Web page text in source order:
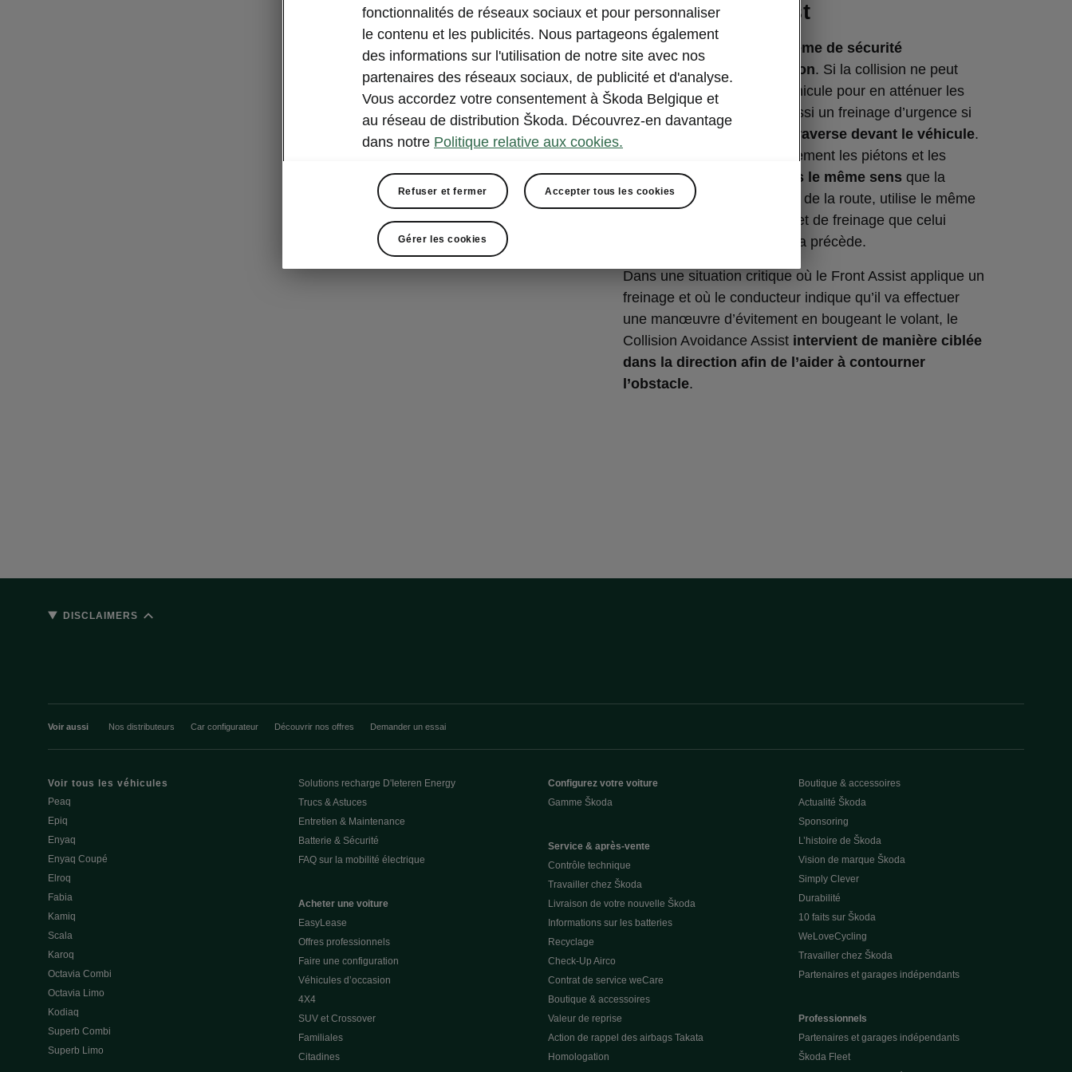
Avoidance Assist
Le Front Assist est un
système de sécurité
d’avertissement de collision. Si la collision ne peut
être évitée, il
freinera
le véhicule pour en atténuer les
conséquences. Il réalise aussi un freinage d’urgence si
un piéton ou un cycliste traverse devant le véhicule.
Le système enregistre également les piétons et les
cyclistesqui circulent dans le même sens que la
voiture et, pour ces usagers de la route, utilise le même
processus d’avertissement et de freinage que celui
appliqué aux véhicules qui la précède.
Dans une situation critique où le Front Assist applique un
freinage et où le conducteur indique qu’il va effectuer
une manœuvre d’évitement en bougeant le volant, le
Collision Avoidance Assist intervient de manière ciblée
dans la direction afin de l’aider à contourner
l’obstacle.
DISCLAIMERS
Voir aussi Nos distributeurs Car configurateur Découvrir nos offres Demander un essai
Voir tous les véhicules
Peaq
Epiq
Enyaq
Enyaq Coupé
Elroq
Fabia
Kamiq
Scala
Karoq
Octavia Combi
Octavia Limo
Kodiaq
Superb Combi
Superb Limo
Solutions recharge D'Ieteren Energy
Trucs & Astuces
Entretien & Maintenance
Batterie & Sécurité
FAQ sur la mobilité électrique
Acheter une voiture
EasyLease
Offres professionnels
Faire une configuration
Véhicules d’occasion
4X4
SUV et Crossover
Familiales
Citadines
Configurez votre voiture
Gamme Škoda
Service & après-vente
Contrôle technique
Travailler chez Škoda
Livraison de votre nouvelle Škoda
Informations sur les batteries
Recyclage
Check-Up Airco
Contrat de service weCare
Boutique & accessoires
Valeur de reprise
Action de rappel des airbags Takata
Homologation
Boutique & accessoires
Actualité Škoda
Sponsoring
L’histoire de Škoda
Vision de marque Škoda
Simply Clever
Durabilité
10 faits sur Škoda
WeLoveCycling
Travailler chez Škoda
Partenaires et garages indépendants
Professionnels
Partenaires et garages indépendants
Škoda Fleet
fonctionnalités de réseaux sociaux et pour personnaliser
le contenu et les publicités. Nous partageons également
des informations sur l'utilisation de notre site avec nos
partenaires des réseaux sociaux, de publicité et d'analyse.
Vous accordez votre consentement à Škoda Belgique et
au réseau de distribution Škoda. Découvrez-en davantage
dans notre Politique relative aux cookies.
Refuser et fermer Accepter tous les cookies
Gérer les cookies